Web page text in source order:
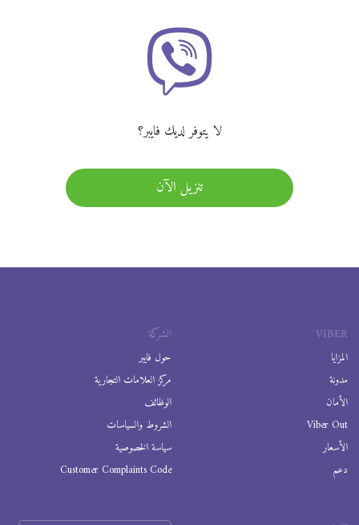
لا يتوفر لديك فايبر؟
تنزيل الآن
VIBER
المزايا
مدونة
الأمان
Viber Out
الأسعار
دعم
الشركة
حول فايبر
مركز العلامات التجارية
الوظائف
الشروط والسياسات
سياسة الخصوصية
Customer Complaints Code